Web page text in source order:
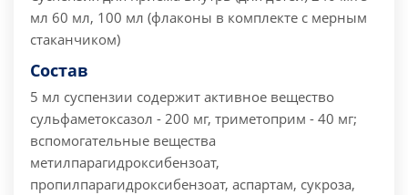
мл 60 мл, 100 мл (флаконы в комплекте с мерным
стаканчиком)
Состав
5 мл суспензии содержит активное вещество
сульфаметоксазол - 200 мг, триметоприм - 40 мг;
вспомогательные вещества
метилпарагидроксибензоат,
пропилпарагидроксибензоат, аспартам, сукроза,